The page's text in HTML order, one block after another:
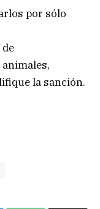
por sólo
la sanción.